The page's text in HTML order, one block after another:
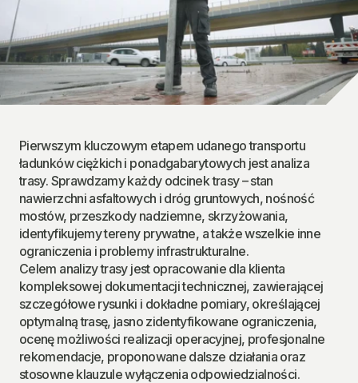
Pierwszym kluczowym etapem udanego transportu
ładunków ciężkich i ponadgabarytowych jest analiza
trasy. Sprawdzamy każdy odcinek trasy – stan
nawierzchni asfaltowych i dróg gruntowych, nośność
mostów, przeszkody nadziemne, skrzyżowania,
identyfikujemy tereny prywatne, a także wszelkie inne
ograniczenia i problemy infrastrukturalne.
Celem analizy trasy jest opracowanie dla klienta
kompleksowej dokumentacji technicznej, zawierającej
szczegółowe rysunki i dokładne pomiary, określającej
optymalną trasę, jasno zidentyfikowane ograniczenia,
ocenę możliwości realizacji operacyjnej, profesjonalne
rekomendacje, proponowane dalsze działania oraz
stosowne klauzule wyłączenia odpowiedzialności.